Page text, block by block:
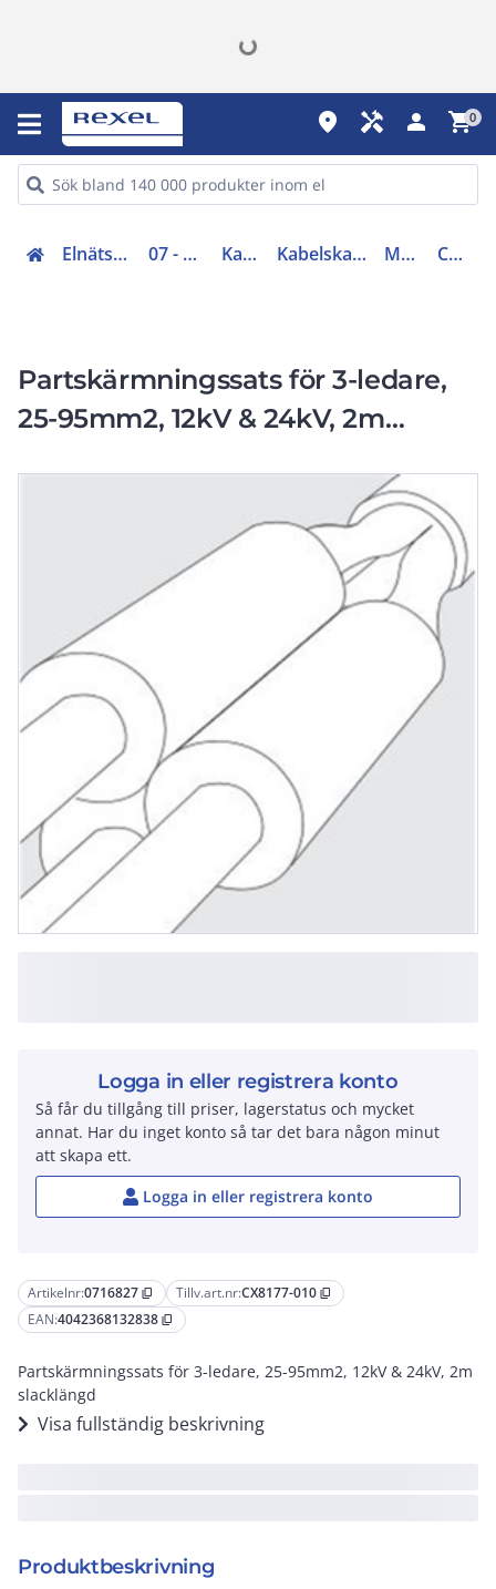
place handyman person shopping_cart0
Elnätsmateriel (06-09) 07 - Kabeltillbehör Kabelskarvar Kabelskarv mellanspänning Modulsatser CX8177-010
Partskärmningssats för 3-ledare,
25-95mm2, 12kV & 24kV, 2m
Artikelnr:0716827 content_copy Tillv.art.nr:CX8177-010 content_copy
EAN:4042368132838 content_copy
Partskärmningssats för 3-ledare, 25-95mm2, 12kV & 24kV, 2m
slacklängd
Visa fullständig beskrivning
Produktbeskrivning
Logga in eller registrera konto
Så får du tillgång till priser, lagerstatus och mycket
annat. Har du inget konto så tar det bara någon minut
att skapa ett.
Logga in eller registrera konto